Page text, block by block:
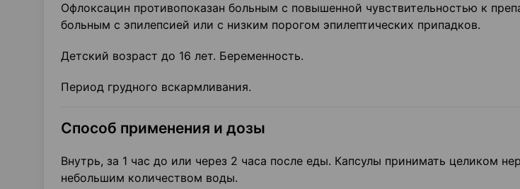
Офлоксацин противопоказан больным с повышенной чувствительностью к
больным с эпилепсией или с низким порогом эпилептических припад­ков.
Детский возраст до 16 лет. Беременность.
Период грудного вскармливания.
Способ применения и дозы
Внутрь, за 1 час до или через 2 часа после еды. Капсулы принимать целиком
небольшим количеством воды.